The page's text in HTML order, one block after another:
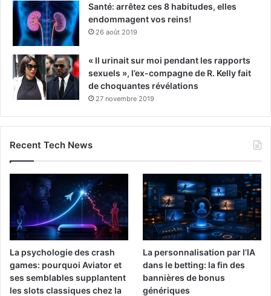
Santé: arrêtez ces 8 habitudes, elles
endommagent vos reins!
26 août 2019
« Il urinait sur moi pendant les rapports
sexuels », l’ex-compagne de R. Kelly fait
de choquantes révélations
27 novembre 2019
Recent Tech News
La psychologie des crash
games: pourquoi Aviator et
ses semblables supplantent
les slots classiques chez la
La personnalisation par l’IA
dans le betting: la fin des
bannières de bonus
génériques